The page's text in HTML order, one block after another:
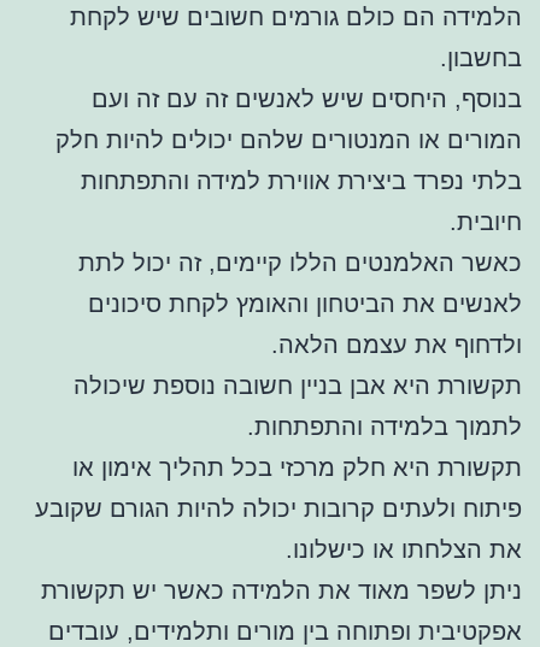
הלמידה הם כולם גורמים חשובים שיש לקחת
בחשבון.
בנוסף, היחסים שיש לאנשים זה עם זה ועם
המורים או המנטורים שלהם יכולים להיות חלק
בלתי נפרד ביצירת אווירת למידה והתפתחות
חיובית.
כאשר האלמנטים הללו קיימים, זה יכול לתת
לאנשים את הביטחון והאומץ לקחת סיכונים
ולדחוף את עצמם הלאה.
תקשורת היא אבן בניין חשובה נוספת שיכולה
לתמוך בלמידה והתפתחות.
תקשורת היא חלק מרכזי בכל תהליך אימון או
פיתוח ולעתים קרובות יכולה להיות הגורם שקובע
את הצלחתו או כישלונו.
ניתן לשפר מאוד את הלמידה כאשר יש תקשורת
אפקטיבית ופתוחה בין מורים ותלמידים, עובדים